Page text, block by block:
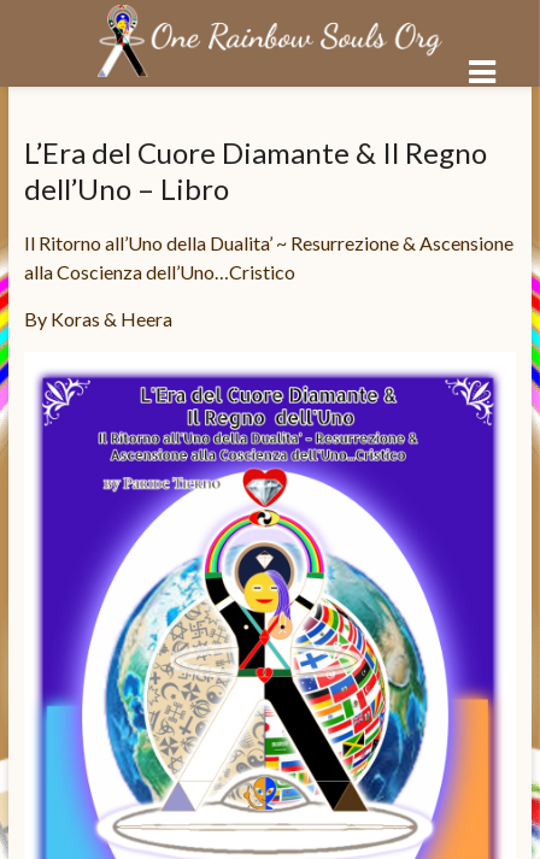
contenuto
L’Era del Cuore Diamante & Il Regno
dell’Uno – Libro
Il Ritorno all’Uno della Dualita’ ~ Resurrezione & Ascensione
alla Coscienza dell’Uno…Cristico
By Koras & Heera